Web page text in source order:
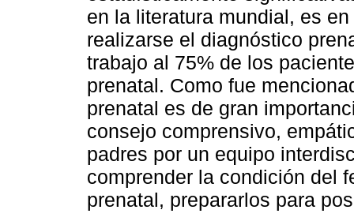
en la literatura mundial, es
realizarse el diagnóstico
trabajo al 75% de los
prenatal. Como fue
prenatal es de gran
consejo comprensivo,
padres por un equipo
comprender la condición del
prenatal, prepararlos para